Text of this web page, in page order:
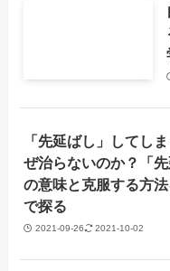
「先延ばし」してし
ぜ治らないのか？「先
の意味と克服する方
で探る
2021-09-26 2021-10-02